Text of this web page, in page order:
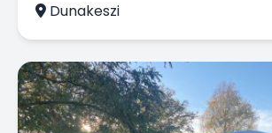
Dunakeszi